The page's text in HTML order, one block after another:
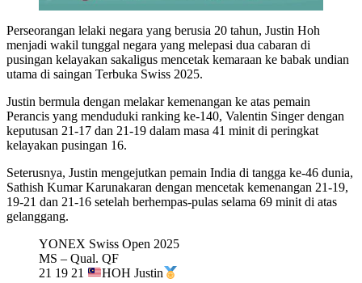
Perseorangan lelaki negara yang berusia 20 tahun, Justin Hoh
menjadi wakil tunggal negara yang melepasi dua cabaran di
pusingan kelayakan sakaligus mencetak kemaraan ke babak undian
utama di saingan Terbuka Swiss 2025.
Justin bermula dengan melakar kemenangan ke atas pemain
Perancis yang menduduki ranking ke-140, Valentin Singer dengan
keputusan 21-17 dan 21-19 dalam masa 41 minit di peringkat
kelayakan pusingan 16.
Seterusnya, Justin mengejutkan pemain India di tangga ke-46 dunia,
Sathish Kumar Karunakaran dengan mencetak kemenangan 21-19,
19-21 dan 21-16 setelah berhempas-pulas selama 69 minit di atas
gelanggang.
YONEX Swiss Open 2025
MS – Qual. QF
21 19 21
HOH Justin